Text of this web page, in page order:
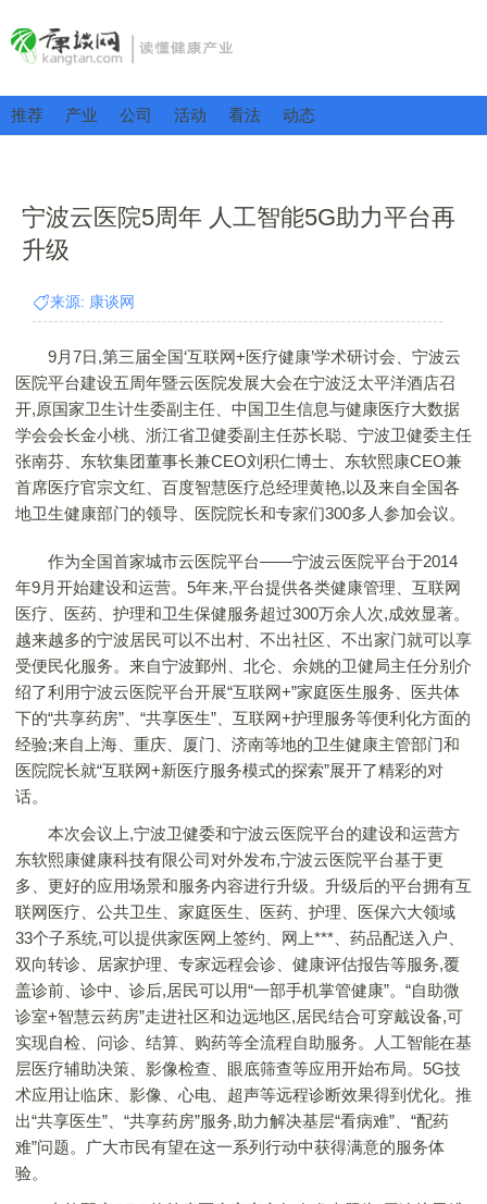
推荐 产业 公司 活动 看法 动态
宁波云医院5周年 人工智能5G助力平台再
升级
来源: 康谈网
9月7日,第三届全国‘互联网+医疗健康’学术研讨会、宁波云
医院平台建设五周年暨云医院发展大会在宁波泛太平洋酒店召
开,原国家卫生计生委副主任、中国卫生信息与健康医疗大数据
学会会长金小桃、浙江省卫健委副主任苏长聪、宁波卫健委主任
张南芬、东软集团董事长兼CEO刘积仁博士、东软熙康CEO兼
首席医疗官宗文红、百度智慧医疗总经理黄艳,以及来自全国各
地卫生健康部门的领导、医院院长和专家们300多人参加会议。
作为全国首家城市云医院平台——宁波云医院平台于2014
年9月开始建设和运营。5年来,平台提供各类健康管理、互联网
医疗、医药、护理和卫生保健服务超过300万余人次,成效显著。
越来越多的宁波居民可以不出村、不出社区、不出家门就可以享
受便民化服务。来自宁波鄞州、北仑、余姚的卫健局主任分别介
绍了利用宁波云医院平台开展“互联网+”家庭医生服务、医共体
下的“共享药房”、“共享医生”、互联网+护理服务等便利化方面的
经验;来自上海、重庆、厦门、济南等地的卫生健康主管部门和
医院院长就“互联网+新医疗服务模式的探索”展开了精彩的对
话。
本次会议上,宁波卫健委和宁波云医院平台的建设和运营方
东软熙康健康科技有限公司对外发布,宁波云医院平台基于更
多、更好的应用场景和服务内容进行升级。升级后的平台拥有互
联网医疗、公共卫生、家庭医生、医药、护理、医保六大领域
33个子系统,可以提供家医网上签约、网上***、药品配送入户、
双向转诊、居家护理、专家远程会诊、健康评估报告等服务,覆
盖诊前、诊中、诊后,居民可以用“一部手机掌管健康”。“自助微
诊室+智慧云药房”走进社区和边远地区,居民结合可穿戴设备,可
实现自检、问诊、结算、购药等全流程自助服务。人工智能在基
层医疗辅助决策、影像检查、眼底筛查等应用开始布局。5G技
术应用让临床、影像、心电、超声等远程诊断效果得到优化。推
出“共享医生”、“共享药房”服务,助力解决基层“看病难”、“配药
难”问题。广大市民有望在这一系列行动中获得满意的服务体
验。